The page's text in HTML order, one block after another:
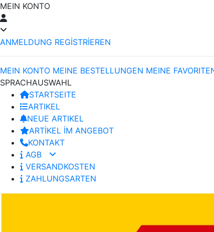
MEIN KONTO
ANMELDUNG REGİSTRİEREN
MEIN KONTO MEINE BESTELLUNGEN MEINE
SPRACHAUSWAHL
STARTSEITE
ARTIKEL
NEUE ARTIKEL
ARTİKEL İM ANGEBOT
KONTAKT
AGB
VERSANDKOSTEN
ZAHLUNGSARTEN